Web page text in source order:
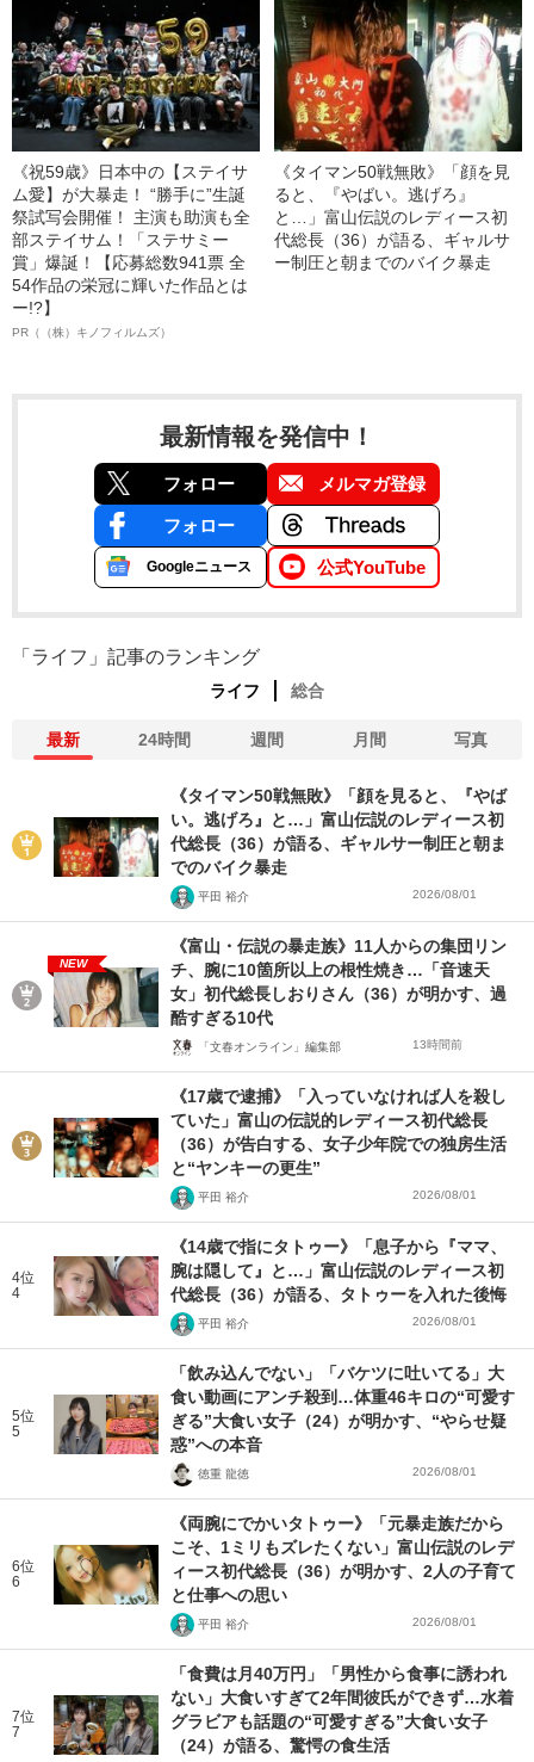
《祝59歳》日本中の【ステイサ
ム愛】が大暴走！ “勝手に”生誕
祭試写会開催！ 主演も助演も全
部ステイサム！「ステサミー
賞」爆誕！【応募総数941票 全
54作品の栄冠に輝いた作品とは
ー!?】
PR（（株）キノフィルムズ）
《タイマン50戦無敗》「顔を見
ると、『やばい。逃げろ』
と…」富山伝説のレディース初
代総長（36）が語る、ギャルサ
ー制圧と朝までのバイク暴走
最新情報を発信中！
フォロー メルマガ登録
フォロー
Googleニュース 公式YouTube
「ライフ」記事のランキング
ライフ 総合
最新 24時間 週間 月間 写真
《タイマン50戦無敗》「顔を見ると、『やば
い。逃げろ』と…」富山伝説のレディース初
代総長（36）が語る、ギャルサー制圧と朝ま
でのバイク暴走
平田 裕介 2026/08/01
NEW
《富山・伝説の暴走族》11人からの集団リン
チ、腕に10箇所以上の根性焼き…「音速天
女」初代総長しおりさん（36）が明かす、過
酷すぎる10代
「文春オンライン」編集部 13時間前
《17歳で逮捕》「入っていなければ人を殺し
ていた」富山の伝説的レディース初代総長
（36）が告白する、女子少年院での独房生活
と“ヤンキーの更生”
平田 裕介 2026/08/01
4位
4
《14歳で指にタトゥー》「息子から『ママ、
腕は隠して』と…」富山伝説のレディース初
代総長（36）が語る、タトゥーを入れた後悔
平田 裕介 2026/08/01
5位
5
「飲み込んでない」「バケツに吐いてる」大
食い動画にアンチ殺到…体重46キロの“可愛す
ぎる”大食い女子（24）が明かす、“やらせ疑
惑”への本音
徳重 龍徳 2026/08/01
6位
6
《両腕にでかいタトゥー》「元暴走族だから
こそ、1ミリもズレたくない」富山伝説のレデ
ィース初代総長（36）が明かす、2人の子育て
と仕事への思い
平田 裕介 2026/08/01
7位
7
「食費は月40万円」「男性から食事に誘われ
ない」大食いすぎて2年間彼氏ができず…水着
グラビアも話題の“可愛すぎる”大食い女子
（24）が語る、驚愕の食生活